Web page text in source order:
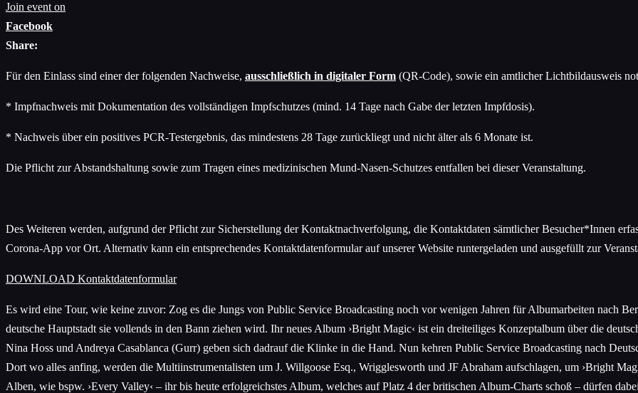
Join event on
Facebook
Share:
Für den Einlass sind einer der folgenden Nachweise, ausschließlich in digitaler Form (QR-Code), sowie ein amtlicher Lichtbildausweis
* Impfnachweis mit Dokumentation des vollständigen Impfschutzes (mind. 14 Tage nach Gabe der letzten Impfdosis).
* Nachweis über ein positives PCR-Testergebnis, das mindestens 28 Tage zurückliegt und nicht älter als 6 Monate ist.
Die Pflicht zur Abstandshaltung sowie zum Tragen eines medizinischen Mund-Nasen-Schutzes entfallen bei dieser Veranstaltung.
Des Weiteren werden, aufgrund der Pflicht zur Sicherstellung der Kontaktnachverfolgung, die Kontaktdaten sämtlicher Besucher*Innen
Corona-App vor Ort. Alternativ kann ein entsprechendes Kontaktdatenformular auf unserer Website runtergeladen und ausgefüllt zur
DOWNLOAD Kontaktdatenformular
Es wird eine Tour, wie keine zuvor: Zog es die Jungs von Public Service Broadcasting noch vor wenigen Jahren für Albumarbeiten nach
deutsche Hauptstadt sie vollends in den Bann ziehen wird. Ihr neues Album ›Bright Magic‹ ist ein dreiteiliges Konzeptalbum über die
Nina Hoss und Andreya Casablanca (Gurr) geben sich dadrauf die Klinke in die Hand. Nun kehren Public Service Broadcasting nach
Dort wo alles anfing, werden die Multiinstrumentalisten um J. Willgoose Esq., Wrigglesworth und JF Abraham aufschlagen, um ›Bright
Alben, wie bspw. ›Every Valley‹ – ihr bis heute erfolgreichstes Album, welches auf Platz 4 der britischen Album-Charts schoß – dürfen